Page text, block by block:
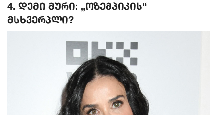
4. დემი მური: „ოზემპიკის“
მსხვერპლი?